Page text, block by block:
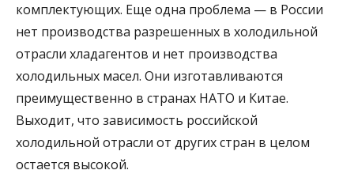
комплектующих. Еще одна проблема — в России
нет производства разрешенных в холодильной
отрасли хладагентов и нет производства
холодильных масел. Они изготавливаются
преимущественно в странах НАТО и Китае.
Выходит, что зависимость российской
холодильной отрасли от других стран в целом
остается высокой.